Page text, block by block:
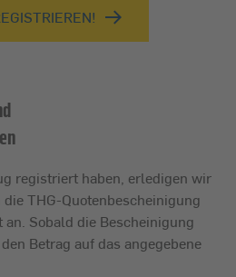
registriert haben, erledigen wir
THG-Quotenbescheinigung
Sobald die Bescheinigung
Betrag auf das angegebene